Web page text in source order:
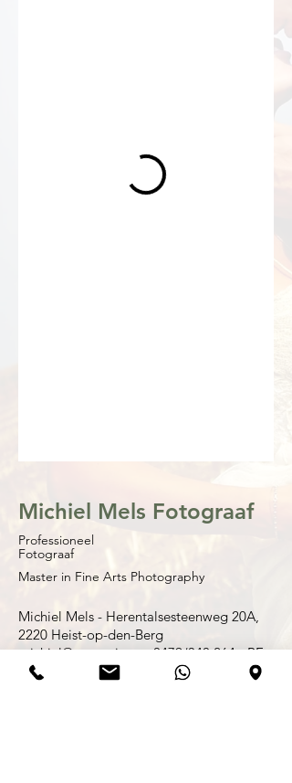
Michiel Mels Fotograaf
Professioneel
Fotograaf
Master in Fine Arts Photography
Michiel Mels - Herentalsesteenweg 20A,
2220 Heist-op-den-Berg
michiel@zwartwit.eu - 0479/340.264 -BE
0899.873.453 -